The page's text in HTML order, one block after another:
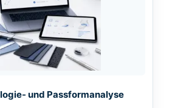
und Passformanalyse